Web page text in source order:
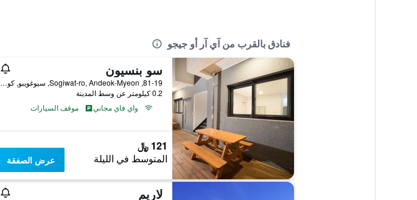
فنادق بالقرب من آي آر أو جيجو
سو بنسيون
81-19, Sogiwat-ro, Andeok-Myeon, سيوغويبو, كوريا الجنوبية
0.2 كيلومتر عن وسط المدينة
واي فاي مجاني
موقف السيارات
121 ﷼
المتوسط في الليلة عرض الصفقة
لاريم